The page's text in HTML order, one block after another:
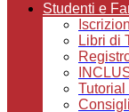
Studenti e
Libri di
Tutorial